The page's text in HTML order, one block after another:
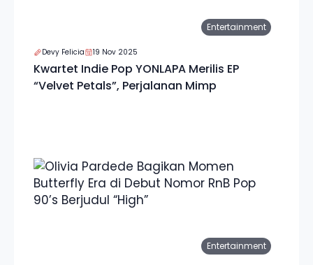
Entertainment
Devy Felicia 19 Nov 2025
Kwartet Indie Pop YONLAPA Merilis EP
“Velvet Petals”, Perjalanan Mimp
Entertainment